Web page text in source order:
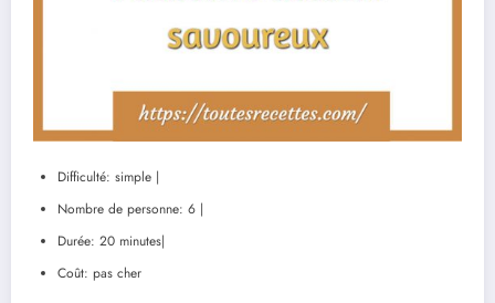
Difficulté: simple |
Nombre de personne: 6 |
Durée: 20 minutes|
Coût: pas cher